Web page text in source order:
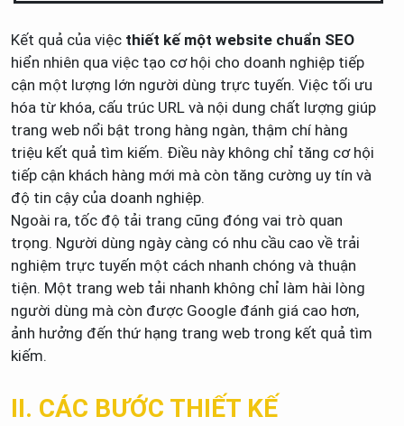
Kết quả của việc thiết kế một website chuẩn SEO
hiển nhiên qua việc tạo cơ hội cho doanh nghiệp tiếp
cận một lượng lớn người dùng trực tuyến. Việc tối ưu
hóa từ khóa, cấu trúc URL và nội dung chất lượng giúp
trang web nổi bật trong hàng ngàn, thậm chí hàng
triệu kết quả tìm kiếm. Điều này không chỉ tăng cơ hội
tiếp cận khách hàng mới mà còn tăng cường uy tín và
độ tin cậy của doanh nghiệp.
Ngoài ra, tốc độ tải trang cũng đóng vai trò quan
trọng. Người dùng ngày càng có nhu cầu cao về trải
nghiệm trực tuyến một cách nhanh chóng và thuận
tiện. Một trang web tải nhanh không chỉ làm hài lòng
người dùng mà còn được Google đánh giá cao hơn,
ảnh hưởng đến thứ hạng trang web trong kết quả tìm
kiếm.
II. CÁC BƯỚC THIẾT KẾ